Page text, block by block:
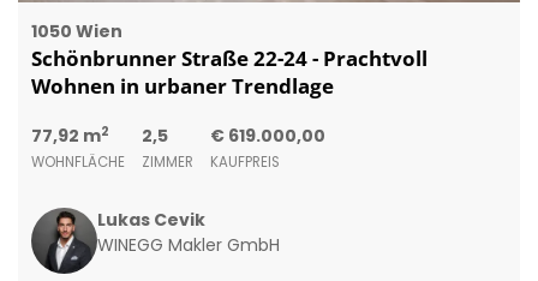
1050 Wien
Schönbrunner Straße 22-24 - Prachtvoll
Wohnen in urbaner Trendlage
77,92 m2
WOHNFLÄCHE
2,5
ZIMMER
€ 619.000,00
KAUFPREIS
Lukas Cevik
WINEGG Makler GmbH